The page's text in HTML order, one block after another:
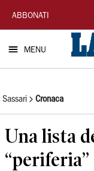
La
Nuova
Sardegna
ABBONATI
MENU
Sassari Cronaca
Una lista
“periferia”